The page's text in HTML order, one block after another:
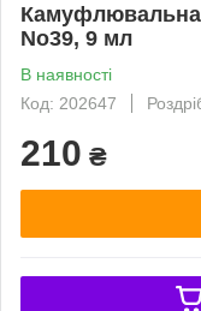
Камуфлювальна
No39, 9 мл
В наявності
Код: 202647
210 ₴